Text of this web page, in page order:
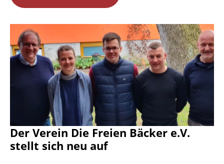
Der Verein Die Freien Bäcker e.V.
stellt sich neu auf